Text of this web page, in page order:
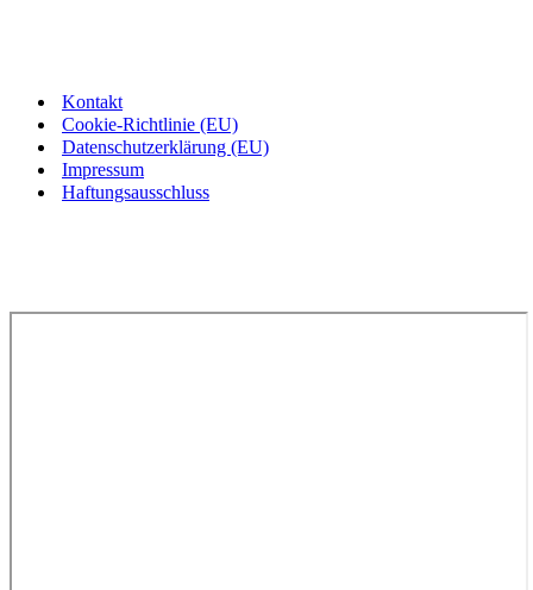
Kontakt
Cookie-Richtlinie (EU)
Datenschutzerklärung (EU)
Impressum
Haftungsausschluss